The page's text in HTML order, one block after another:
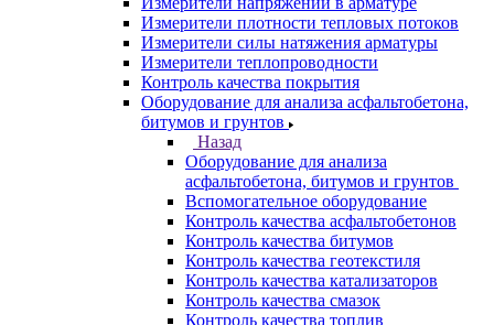
Измерители плотности тепловых потоков
Измерители силы натяжения арматуры
Измерители теплопроводности
Контроль качества покрытия
Оборудование для анализа асфальтобетона,
битумов и грунтов
Назад
Оборудование для анализа
асфальтобетона, битумов и грунтов
Вспомогательное оборудование
Контроль качества асфальтобетонов
Контроль качества битумов
Контроль качества геотекстиля
Контроль качества катализаторов
Контроль качества смазок
Контроль качества топлив